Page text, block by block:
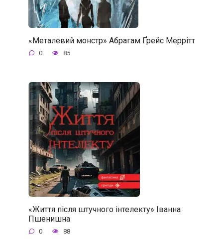
«Металевий монстр» Абрагам Ґрейс Меррітт
0 85
«Життя після штучного інтелекту» Іванна
Пшенишна
0 88